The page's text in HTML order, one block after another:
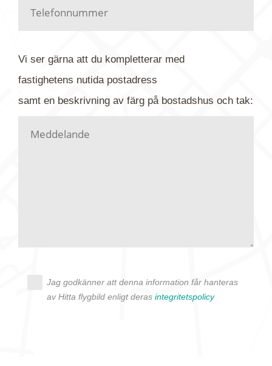
Har du kanske en urblekt flygbild ber vi dig titta på
kontaktar dig så fort vi kan, givetvis utan
Vi ser gärna att du kompletterar med
fastighetens nutidapostadress
samt en beskrivning av färg på bostadshus och tak:
Jag godkänner att denna information får hanteras
av Hitta flygbild enligt deras integritetspolicy